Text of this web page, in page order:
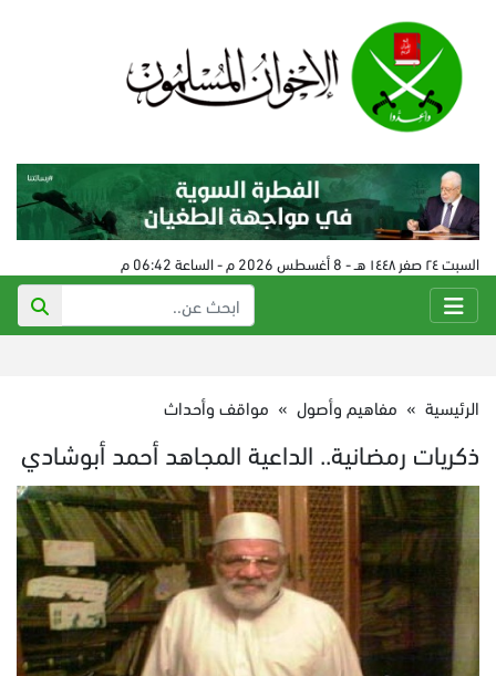
السبت ٢٤ صفر ١٤٤٨ هـ - 8 أغسطس 2026 م - الساعة 06:42 م
الرئيسية » مفاهيم وأصول » مواقف وأحداث
ذكريات رمضانية.. الداعية المجاهد أحمد أبوشادي